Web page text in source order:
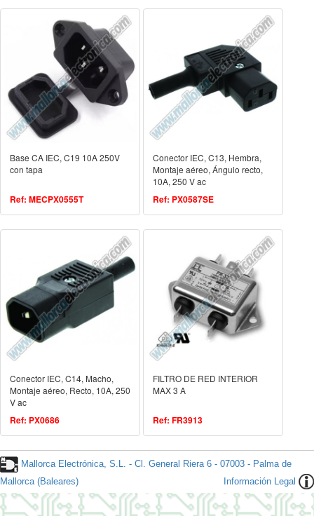
Base CA IEC, C19 10A 250V
con tapa
Ref: MECPX0555T
Conector IEC, C13, Hembra,
Montaje aéreo, Ángulo recto,
10A, 250 V ac
Ref: PX0587SE
Conector IEC, C14, Macho,
Montaje aéreo, Recto, 10A, 250
V ac
Ref: PX0686
FILTRO DE RED INTERIOR
MAX 3 A
Ref: FR3913
Mallorca Electrónica, S.L. - Cl. General Riera 6 - 07003 - Palma de
Mallorca (Baleares)
Información Legal